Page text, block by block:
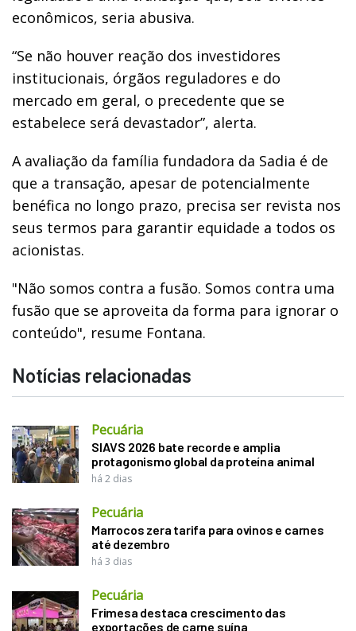
econômicos, seria abusiva.
“Se não houver reação dos investidores
institucionais, órgãos reguladores e do
mercado em geral, o precedente que se
estabelece será devastador”, alerta.
A avaliação da família fundadora da Sadia é de
que a transação, apesar de potencialmente
benéfica no longo prazo, precisa ser revista nos
seus termos para garantir equidade a todos os
acionistas.
"Não somos contra a fusão. Somos contra uma
fusão que se aproveita da forma para ignorar o
conteúdo", resume Fontana.
Notícias relacionadas
Pecuária
SIAVS 2026 bate recorde e amplia
protagonismo global da proteína animal
há 2 dias
Pecuária
Marrocos zera tarifa para ovinos e carnes
até dezembro
há 3 dias
Pecuária
Frimesa destaca crescimento das
exportações de carne suína